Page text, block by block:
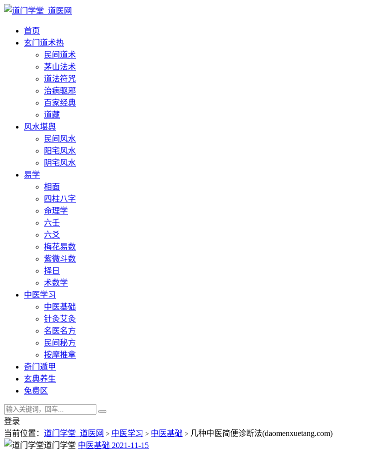
首页
玄门道术热
民间道术
茅山法术
道法符咒
治病驱邪
百家经典
道藏
风水堪舆
民间风水
阳宅风水
阴宅风水
易学
相面
四柱八字
命理学
六壬
六爻
梅花易数
紫微斗数
择日
术数学
中医学习
中医基础
针灸艾灸
名医名方
民间秘方
按摩推拿
奇门遁甲
玄典养生
免费区
登录
当前位置： 道门学堂_道医网 > 中医学习 > 中医基础 > 几种中医简便诊断法(daomenxuetang.com)
道门学堂 中医基础 2021-11-15